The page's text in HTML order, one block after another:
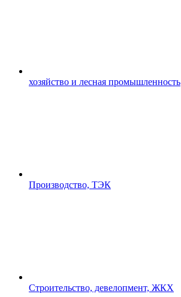
хозяйство и лесная промышленность
Производство, ТЭК
Строительство, девелопмент, ЖКХ